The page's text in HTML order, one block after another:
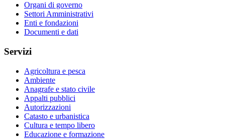
Organi di governo
Settori Amministrativi
Enti e fondazioni
Documenti e dati
Servizi
Agricoltura e pesca
Ambiente
Anagrafe e stato civile
Appalti pubblici
Autorizzazioni
Catasto e urbanistica
Cultura e tempo libero
Educazione e formazione